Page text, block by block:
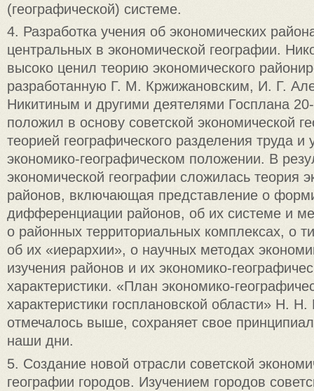
(географической) системе.
4. Разработка учения об экономических
центральных в экономической географии.
высоко ценил теорию экономического
разработанную Г. М. Кржижановским, И. Г.
Никитиным и другими деятелями Госплана
положил в основу советской экономической
теорией географического разделения труда и
экономико-географическом положении. В
экономической географии сложилась теория
районов, включающая представление о
дифференциации районов, об их системе и
о районных территориальных комплексах, о
об их «иерархии», о научных методах
изучения районов и их экономико-
характеристики. «План экономико-
характеристики госплановской области» Н. Н.
отмечалось выше, сохраняет свое
наши дни.
5. Создание новой отрасли советской
географии городов. Изучением городов